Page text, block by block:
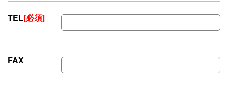
TEL[必須]
FAX